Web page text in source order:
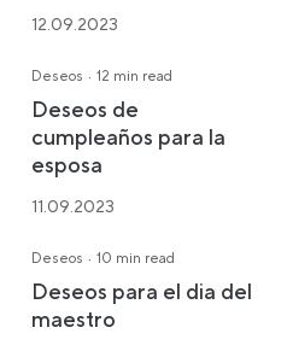
12.09.2023
Deseos · 12 min read
Deseos de
cumpleaños para la
esposa
11.09.2023
Deseos · 10 min read
Deseos para el dia del
maestro